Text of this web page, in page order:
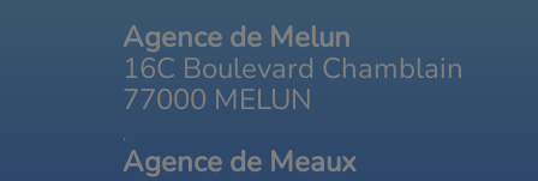
Agence de Melun
16C Boulevard Chamblain
77000 MELUN
.
Agence de Meaux